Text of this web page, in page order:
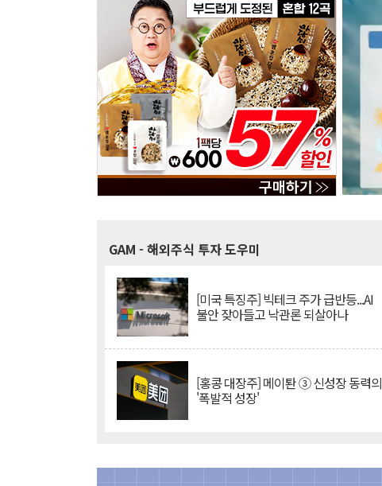
GAM - 해외주식 투자 도우미
[미국 특징주] 빅테크 주가 급반등...AI
불안 잦아들고 낙관론 되살아나
[홍콩 대장주] 메이퇀 ③ 신성장 동력의
'폭발적 성장'